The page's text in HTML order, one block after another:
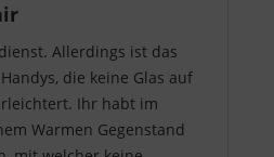
Allerdings ist das
die keine Glas auf
Ihr habt im
Warmen Gegenstand